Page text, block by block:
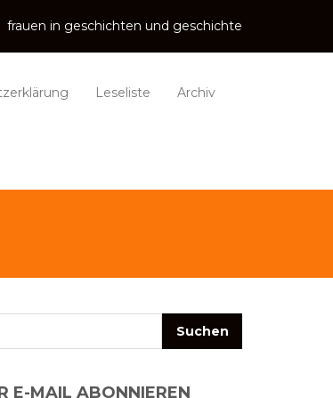
frauen in geschichten und geschichte
Leseliste Archiv
E-MAIL ABONNIEREN